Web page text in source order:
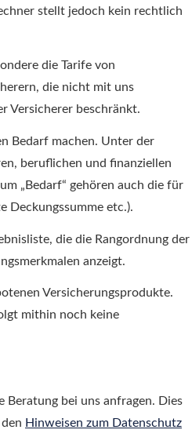
stellt jedoch kein rechtlich
die Tarife von
die nicht mit uns
Versicherer beschränkt.
Bedarf machen. Unter der
beruflichen und finanziellen
„Bedarf“ gehören auch die für
Deckungs­summe etc.).
die die Rangordnung der
anzeigt.
Versicherungsprodukte.
mithin noch keine
Beratung bei uns anfragen. Dies
Hinweisen zum Datenschutz